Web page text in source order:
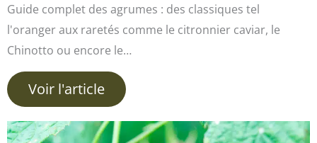
Guide complet des agrumes : des classiques tel
l'oranger aux raretés comme le citronnier caviar, le
Chinotto ou encore le…
Voir l'article